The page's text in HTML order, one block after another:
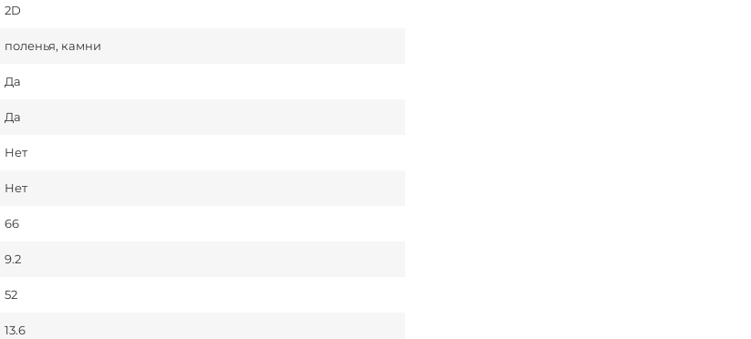
2D
поленья, камни
Да
Да
Нет
Нет
66
9.2
52
13.6